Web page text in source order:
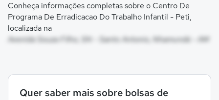
Conheça informações completas sobre o Centro De
Programa De Erradicacao Do Trabalho Infantil - Peti,
localizada na
Avenida Souza Filho, SN - Santo Antonio, Nhamundá - AM
Quer saber mais sobre bolsas de